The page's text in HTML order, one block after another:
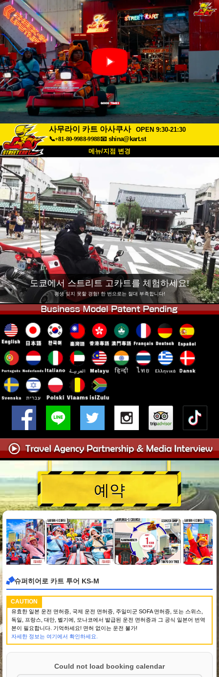
사무라이 카트 아사쿠사
OPEN 9:30-21:30
📞+81-80-9988-9988📧 shina@kart.st
메뉴/지점 변경
소개 가격
접근성 고객 리뷰 자주 묻는 질문
회사 정보 예약
지점 변경
도쿄 시나가와 #1 도쿄 아키하바라#1
도쿄 아키하바라#2 도쿄 시부야
도쿄 시부야 애넥스 도쿄 베이
도쿄 아사쿠사 오사카
도쿄에서 스트리트 고카트를 체험하세요!
평생 잊지 못할 경험! 한 번으로는 절대 부족합니다!
예약
슈퍼히어로 카트 투어 KS-M
CAUTION
유효한 일본 운전 면허증, 국제 운전 면허증, 주일미군 SOFA 면허증, 또는 스위스,
독일, 프랑스, 대만, 벨기에, 모나코에서 발급된 운전 면허증과 그 공식 일본어 번역
본이 필요합니다. 기억하세요! 면허 없이는 운전 불가!
자세한 정보는 여기에서 확인하세요.
Could not load booking calendar